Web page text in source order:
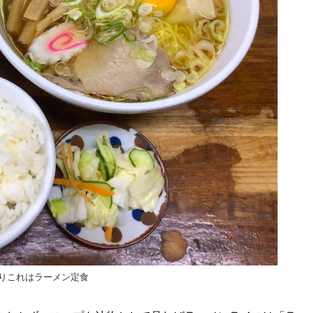
これはラーメン定食